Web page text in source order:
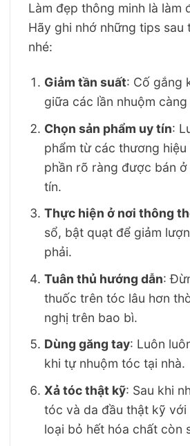
Làm đẹp thông minh là làm
Hãy ghi nhớ những tips sau
nhé:
Giảm tần suất: Cố gắng
giữa các lần nhuộm
Chọn sản phẩm uy tín:
phẩm từ các thương
phần rõ ràng được bán
tín.
Thực hiện ở nơi thông
sổ, bật quạt để giảm
phải.
Tuân thủ hướng dẫn:
thuốc trên tóc lâu hơn
nghị trên bao bì.
Dùng găng tay: Luôn
khi tự nhuộm tóc tại nhà.
Xả tóc thật kỹ: Sau khi
tóc và da đầu thật kỹ
loại bỏ hết hóa chất còn